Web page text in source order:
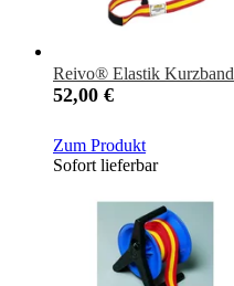
Reivo® Elastik Kurzband
52,00 €
Zum Produkt
Sofort lieferbar